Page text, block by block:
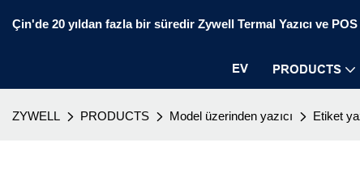
Çin'de 20 yıldan fazla bir süredir Zywell Termal Yazıcı ve
EV PRODUCTS
ZYWELL PRODUCTS Model üzerinden yazıcı Etiket